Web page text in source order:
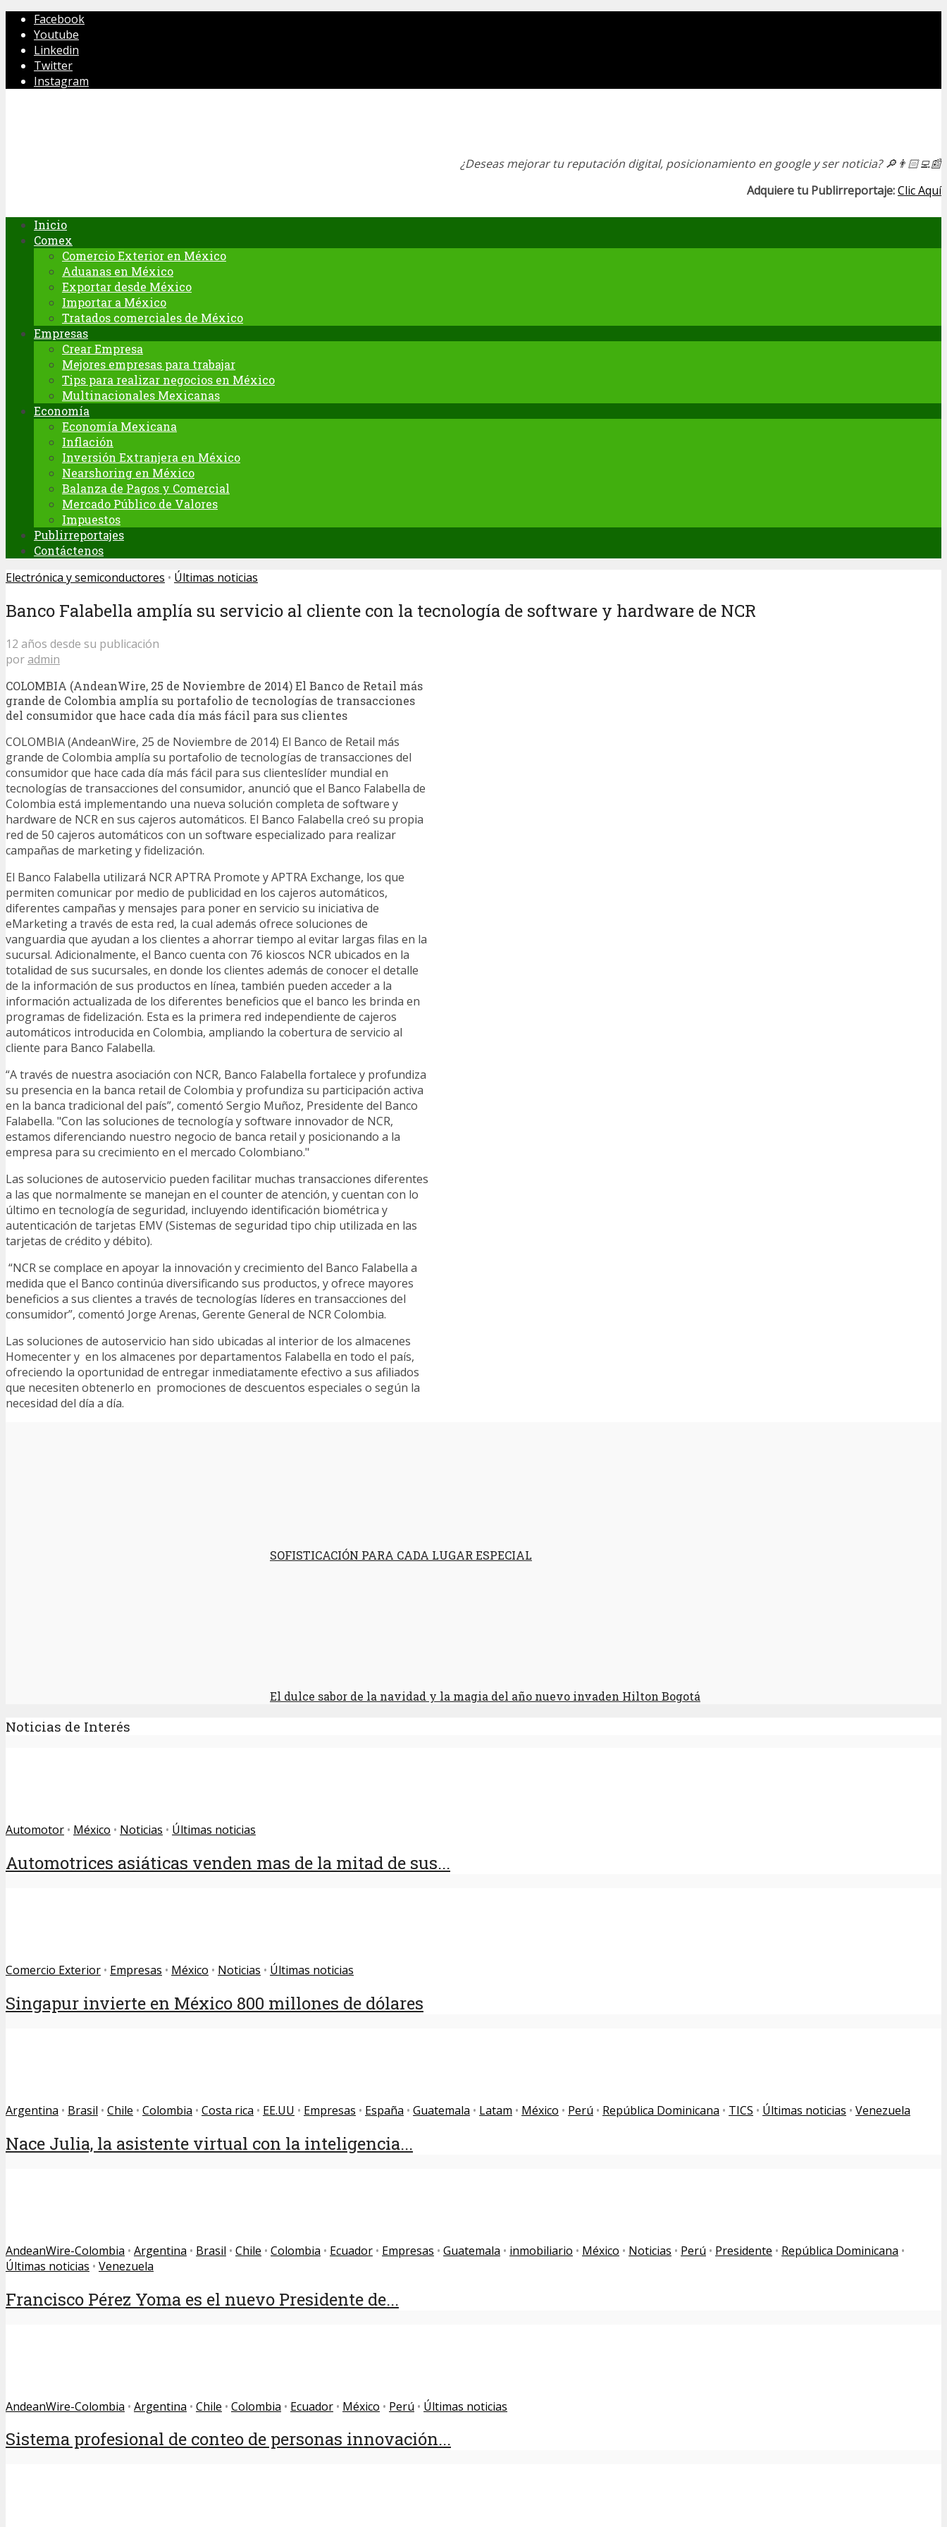
Facebook
Youtube
Linkedin
Twitter
Instagram
¿Deseas mejorar tu reputación digital, posicionamiento en google y ser noticia?🔎👨🏻‍💻📰
Adquiere tu Publirreportaje:Clic Aquí
Inicio
Comex
Comercio Exterior en México
Aduanas en México
Exportar desde México
Importar a México
Tratados comerciales de México
Empresas
Crear Empresa
Mejores empresas para trabajar
Tips para realizar negocios en México
Multinacionales Mexicanas
Economía
Economía Mexicana
Inflación
Inversión Extranjera en México
Nearshoring en México
Balanza de Pagos y Comercial
Mercado Público de Valores
Impuestos
Publirreportajes
Contáctenos
Electrónica y semiconductores • Últimas noticias
Banco Falabella amplía su servicio al cliente con la tecnología de software y hardware de NCR
12 años desde su publicación
poradmin
COLOMBIA (AndeanWire, 25 de Noviembre de 2014) El Banco de Retail más
grande de Colombia amplía su portafolio de tecnologías de transacciones
del consumidor que hace cada día más fácil para sus clientes
COLOMBIA (AndeanWire, 25 de Noviembre de 2014) El Banco de Retail más
grande de Colombia amplía su portafolio de tecnologías de transacciones del
consumidor que hace cada día más fácil para sus clienteslíder mundial en
tecnologías de transacciones del consumidor, anunció que el Banco Falabella de
Colombia está implementando una nueva solución completa de software y
hardware de NCR en sus cajeros automáticos. El Banco Falabella creó su propia
red de 50 cajeros automáticos con un software especializado para realizar
campañas de marketing y fidelización.
El Banco Falabella utilizará NCR APTRA Promote y APTRA Exchange, los que
permiten comunicar por medio de publicidad en los cajeros automáticos,
diferentes campañas y mensajes para poner en servicio su iniciativa de
eMarketing a través de esta red, la cual además ofrece soluciones de
vanguardia que ayudan a los clientes a ahorrar tiempo al evitar largas filas en la
sucursal. Adicionalmente, el Banco cuenta con 76 kioscos NCR ubicados en la
totalidad de sus sucursales, en donde los clientes además de conocer el detalle
de la información de sus productos en línea, también pueden acceder a la
información actualizada de los diferentes beneficios que el banco les brinda en
programas de fidelización. Esta es la primera red independiente de cajeros
automáticos introducida en Colombia, ampliando la cobertura de servicio al
cliente para Banco Falabella.
“A través de nuestra asociación con NCR, Banco Falabella fortalece y profundiza
su presencia en la banca retail de Colombia y profundiza su participación activa
en la banca tradicional del país”, comentó Sergio Muñoz, Presidente del Banco
Falabella. "Con las soluciones de tecnología y software innovador de NCR,
estamos diferenciando nuestro negocio de banca retail y posicionando a la
empresa para su crecimiento en el mercado Colombiano."
Las soluciones de autoservicio pueden facilitar muchas transacciones diferentes
a las que normalmente se manejan en el counter de atención, y cuentan con lo
último en tecnología de seguridad, incluyendo identificación biométrica y
autenticación de tarjetas EMV (Sistemas de seguridad tipo chip utilizada en las
tarjetas de crédito y débito).
“NCR se complace en apoyar la innovación y crecimiento del Banco Falabella a
medida que el Banco continúa diversificando sus productos, y ofrece mayores
beneficios a sus clientes a través de tecnologías líderes en transacciones del
consumidor”, comentó Jorge Arenas, Gerente General de NCR Colombia.
Las soluciones de autoservicio han sido ubicadas al interior de los almacenes
Homecenter y en los almacenes por departamentos Falabella en todo el país,
ofreciendo la oportunidad de entregar inmediatamente efectivo a sus afiliados
que necesiten obtenerlo en promociones de descuentos especiales o según la
necesidad del día a día.
SOFISTICACIÓN PARA CADA LUGAR ESPECIAL
El dulce sabor de la navidad y la magia del año nuevo invaden Hilton Bogotá
Noticias de Interés
Automotor • México • Noticias • Últimas noticias
Automotrices asiáticas venden mas de la mitad de sus...
Comercio Exterior • Empresas • México • Noticias • Últimas noticias
Singapur invierte en México 800 millones de dólares
Argentina • Brasil • Chile • Colombia • Costa rica • EE.UU • Empresas • España • Guatemala • Latam • México • Perú • República Dominicana • TICS • Últimas noticias • Venezuela
Nace Julia, la asistente virtual con la inteligencia...
AndeanWire-Colombia • Argentina • Brasil • Chile • Colombia • Ecuador • Empresas • Guatemala • inmobiliario • México • Noticias • Perú • Presidente • República Dominicana •
Últimas noticias • Venezuela
Francisco Pérez Yoma es el nuevo Presidente de...
AndeanWire-Colombia • Argentina • Chile • Colombia • Ecuador • México • Perú • Últimas noticias
Sistema profesional de conteo de personas innovación...